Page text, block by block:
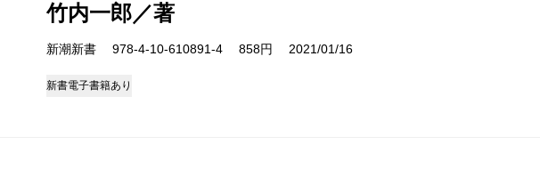
竹内一郎／著
新潮新書 978-4-10-610891-4 858円 2021/01/16
新書電子書籍あり